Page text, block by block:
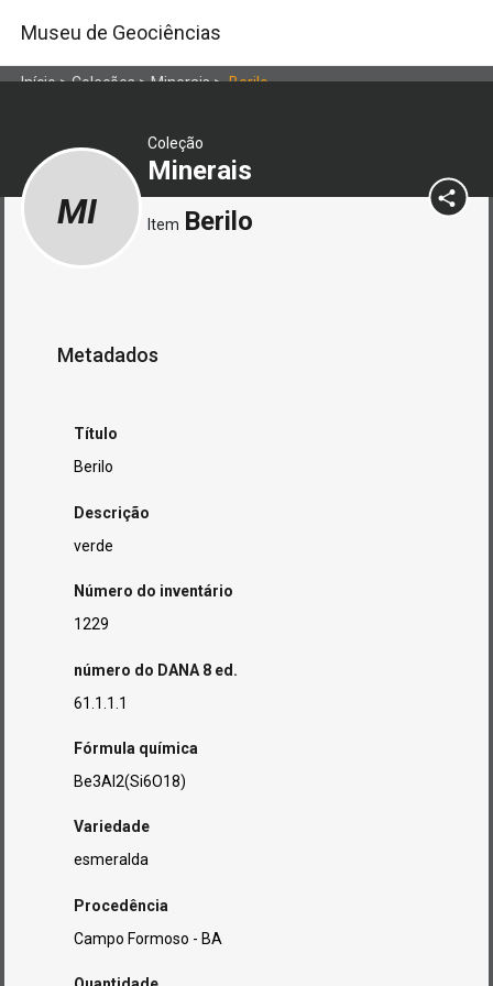
Museu de Geociências
Início>Coleções>Minerais>Berilo
Coleção
Minerais
MI Item Berilo
Metadados
Título
Berilo
Descrição
verde
Número do inventário
1229
número do DANA 8 ed.
61.1.1.1
Fórmula química
Be3Al2(Si6O18)
Variedade
esmeralda
Procedência
Campo Formoso - BA